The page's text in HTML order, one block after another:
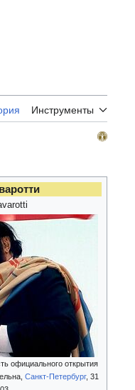
Инструменты
официального открытия
Санкт-Петербург, 31